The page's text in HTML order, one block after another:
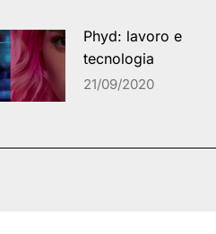
Phyd: lavoro e
tecnologia
21/09/2020